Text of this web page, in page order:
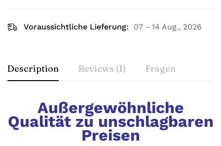
Voraussichtliche Lieferung: 07 - 14 Aug., 2026
Description Reviews (1) Fragen
Außergewöhnliche
Qualität zu unschlagbaren
Preisen